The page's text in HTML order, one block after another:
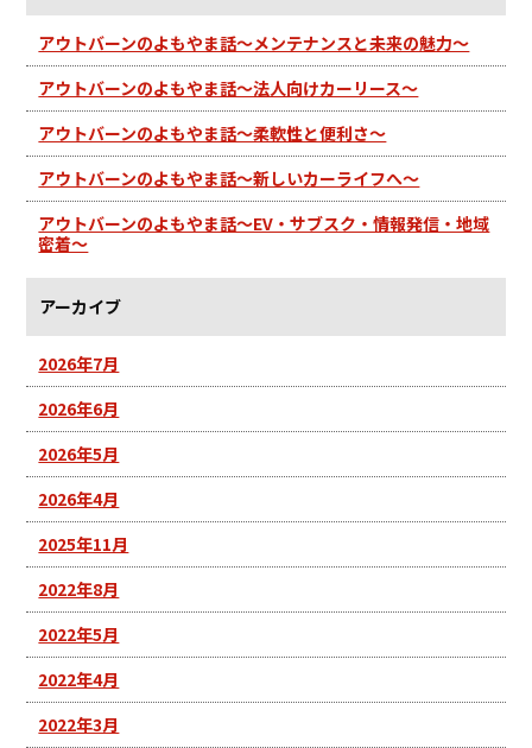
アウトバーンのよもやま話～メンテナンスと未来の魅力～
アウトバーンのよもやま話～法人向けカーリース～
アウトバーンのよもやま話～柔軟性と便利さ～
アウトバーンのよもやま話～新しいカーライフへ～
アウトバーンのよもやま話～EV・サブスク・情報発信・地域
密着～
アーカイブ
2026年7月
2026年6月
2026年5月
2026年4月
2025年11月
2022年8月
2022年5月
2022年4月
2022年3月